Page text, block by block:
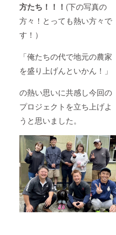
方たち！！！ (下の写真の
方々！とっても熱い方々で
す！）
「俺たちの代で地元の農家
を盛り上げんといかん！」
の熱い思いに共感し今回の
プロジェクトを立ち上げよ
うと思いました。